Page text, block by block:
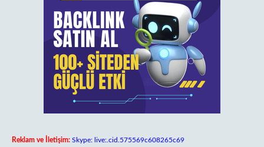
Reklam ve İletişim: Skype: live:.cid.575569c608265c69